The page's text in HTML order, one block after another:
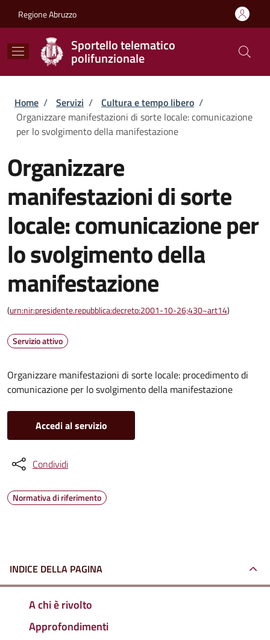
Regione Abruzzo
Sportello telematico
polifunzionale
Briciole di pane
Home / Servizi / Cultura e tempo libero /
Organizzare manifestazioni di sorte locale: comunicazione
per lo svolgimento della manifestazione
Organizzare
manifestazioni di sorte
locale: comunicazione per
lo svolgimento della
manifestazione
(urn:nir:presidente.repubblica:decreto:2001-10-26;430~art14)
Servizio attivo
Organizzare manifestazioni di sorte locale: procedimento di
comunicazione per lo svolgimento della manifestazione
Accedi al servizio
Condividi
Normativa di riferimento
INDICE DELLA PAGINA
A chi è rivolto
Approfondimenti